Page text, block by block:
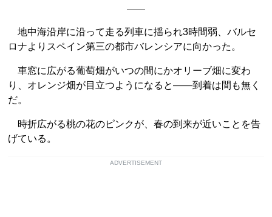
地中海沿岸に沿って走る列車に揺られ3時間弱、バルセ
ロナよりスペイン第三の都市バレンシアに向かった。
車窓に広がる葡萄畑がいつの間にかオリーブ畑に変わ
り、オレンジ畑が目立つようになると――到着は間も無く
だ。
時折広がる桃の花のピンクが、春の到来が近いことを告
げている。
ADVERTISEMENT